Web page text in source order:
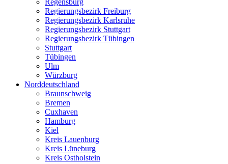
Regensburg
Regierungsbezirk Freiburg
Regierungsbezirk Karlsruhe
Regierungsbezirk Stuttgart
Regierungsbezirk Tübingen
Stuttgart
Tübingen
Ulm
Würzburg
Norddeutschland
Braunschweig
Bremen
Cuxhaven
Hamburg
Kiel
Kreis Lauenburg
Kreis Lüneburg
Kreis Ostholstein